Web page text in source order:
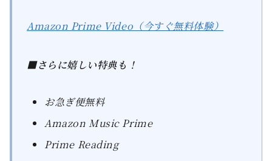
Amazon Prime Video（今すぐ無料体験）
■さらに嬉しい特典も！
お急ぎ便無料
Amazon Music Prime
Prime Reading